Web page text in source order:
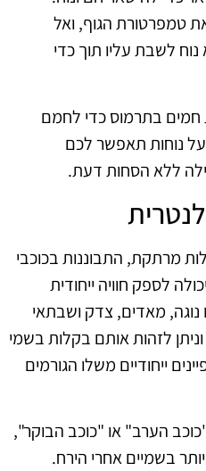
טמפרטורת הגוף, ואל
לשבת עליו תוך כדי
בתרמוס כדי לחמם
נוחות תאפשר לכם
ללא הסחות דעת.
מרתקת, התבוננות בכוכבי
לספק חוויה ייחודית
נוגה, מאדים, צדק ושבתאי
לזהות אותם בקלות בשמי
ייחודיים משלו הגורמים
הערב" או "כוכב הבוקר",
בשמיים אחרי הירח.